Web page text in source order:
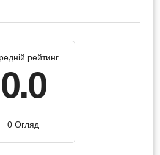
рейтинг
0.0
0 Огляд